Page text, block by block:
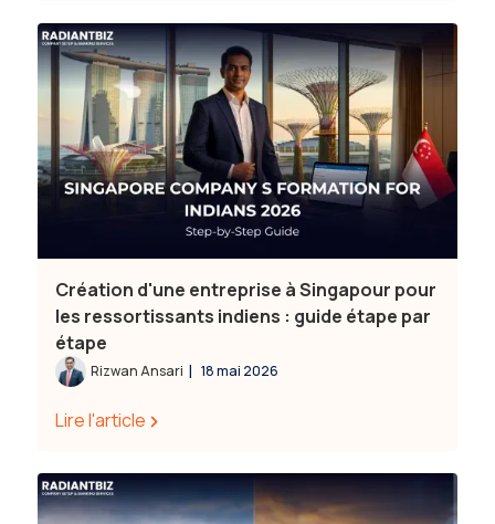
Création d'une entreprise à Singapour pour
les ressortissants indiens : guide étape par
étape
Rizwan Ansari | 18 mai 2026
Lire l'article